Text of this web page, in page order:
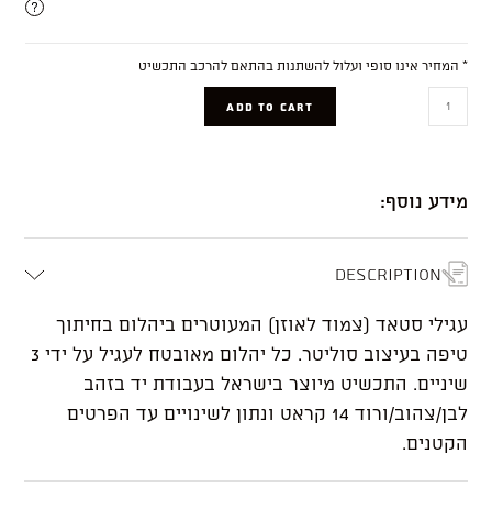
* המחיר אינו סופי ועלול להשתנות בהתאם להרכב התכשיט
ADD TO CART
מידע נוסף:
Description
עגילי סטאד (צמוד לאוזן) המעוטרים ביהלום בחיתוך
טיפה בעיצוב סוליטר. כל יהלום מאובטח לעגיל על ידי 3
שיניים. התכשיט מיוצר בישראל בעבודת יד בזהב
לבן/צהוב/ורוד 14 קראט ונתון לשינויים עד הפרטים
הקטנים.